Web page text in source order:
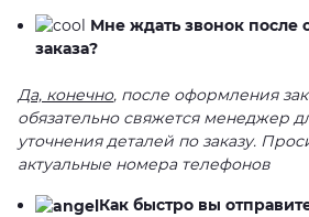
Мне ждать звонок после
заказа?
Да, конечно, после оформления
обязательно свяжется менеджер
уточнения деталей по заказу.
актуальные номера телефонов
Как быстро вы